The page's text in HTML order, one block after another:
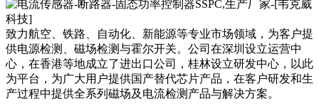
致力航空、铁路、自动化、新能源等专业市场领域，为客户提
供电源检测、磁场检测与霍尔开关。公司在深圳设立运营中
心，在香港等地成立了进出口公司，桂林设立研发中心，以此
为平台，为广大用户提供国产替代芯片产品，在客户研发和生
产过程中提供全系列磁场及电流检测产品与解决方案。